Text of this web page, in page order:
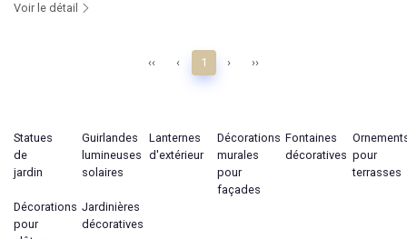
Voir le détail
‹‹ ‹ 1 › ››
Statues
de
jardin
Guirlandes
lumineuses
solaires
Lanternes
d'extérieur
Décorations
murales
pour
façades
Fontaines
décoratives pour
terrasses
Décorations
pour
Jardinières
décoratives